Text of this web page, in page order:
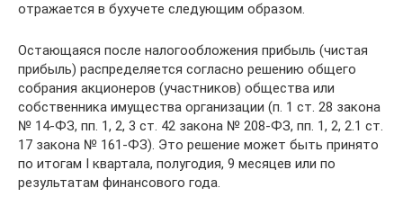
отражается в бухучете следующим образом.
Остающаяся после налогообложения прибыль (чистая
прибыль) распределяется согласно решению общего
собрания акционеров (участников) общества или
собственника имущества организации (п. 1 ст. 28 закона
№ 14-ФЗ, пп. 1, 2, 3 ст. 42 закона № 208-ФЗ, пп. 1, 2, 2.1 ст.
17 закона № 161-ФЗ). Это решение может быть принято
по итогам I квартала, полугодия, 9 месяцев или по
результатам финансового года.